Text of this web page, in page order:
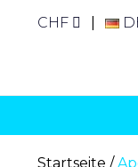
CHF
Startseite